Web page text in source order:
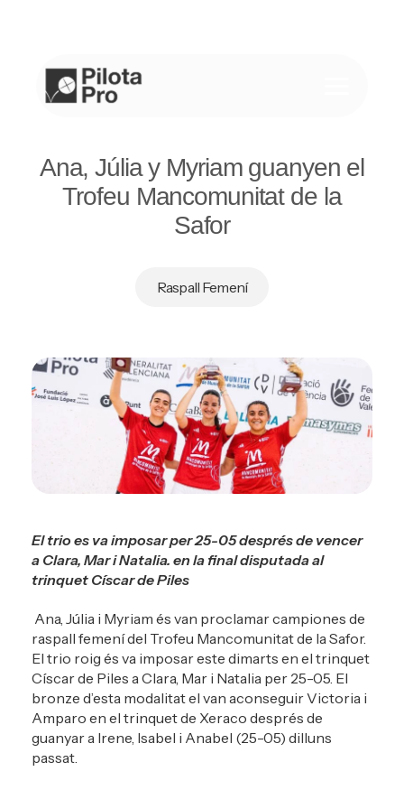
contenido
Ana, Júlia y Myriam guanyen el
Trofeu Mancomunitat de la
Safor
Raspall Femení
El trio es va imposar per 25-05 després de vencer
a Clara, Mar i Natalia. en la final disputada al
trinquet Císcar de Piles
Ana, Júlia i Myriam és van proclamar campiones de
raspall femení del Trofeu Mancomunitat de la Safor.
El trio roig és va imposar este dimarts en el trinquet
Císcar de Piles a Clara, Mar i Natalia per 25-05. El
bronze d’esta modalitat el van aconseguir Victoria i
Amparo en el trinquet de Xeraco després de
guanyar a Irene, Isabel i Anabel (25-05) dilluns
passat.